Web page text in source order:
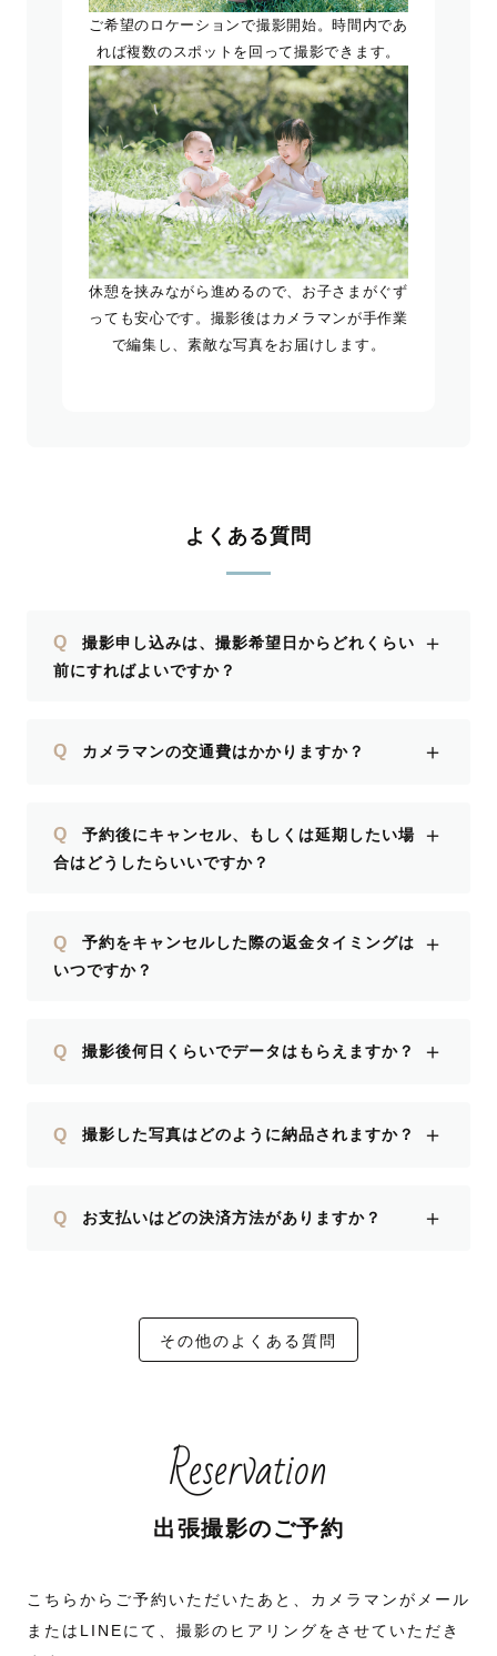
ご希望のロケーションで撮影開始。時間内であ
れば複数のスポットを回って撮影できます。
休憩を挟みながら進めるので、お子さまがぐず
っても安心です。撮影後はカメラマンが手作業
で編集し、素敵な写真をお届けします。
よくある質問
Q
撮影申し込みは、撮影希望日からどれくらい
前にすればよいですか？
＋
Q カメラマンの交通費はかかりますか？ ＋
Q
予約後にキャンセル、もしくは延期したい場
合はどうしたらいいですか？
＋
Q
予約をキャンセルした際の返金タイミングは
いつですか？
＋
Q 撮影後何日くらいでデータはもらえますか？ ＋
Q 撮影した写真はどのように納品されますか？ ＋
Q お支払いはどの決済方法がありますか？ ＋
その他のよくある質問
Reservation
出張撮影のご予約
こちらからご予約いただいたあと、カメラマンがメール
またはLINEにて、撮影のヒアリングをさせていただき